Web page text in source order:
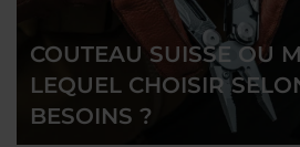
personnalisation supplémentaire
COUTEAU SUISSE OU
LEQUEL CHOISIR
BESOINS ?